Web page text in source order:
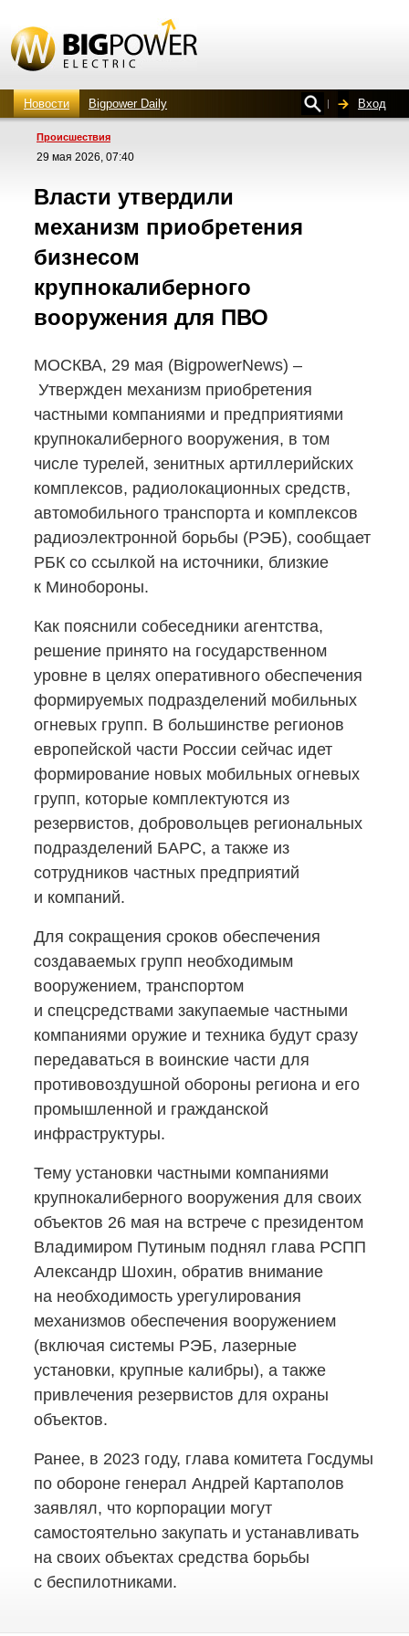
Новости Bigpower Daily Вход
Проиcшествия
29 мая 2026, 07:40
Власти утвердили
механизм приобретения
бизнесом
крупнокалиберного
вооружения для ПВО
МОСКВА, 29 мая (BigpowerNews) –
Утвержден механизм приобретения
частными компаниями и предприятиями
крупнокалиберного вооружения, в том
числе турелей, зенитных артиллерийских
комплексов, радиолокационных средств,
автомобильного транспорта и комплексов
радиоэлектронной борьбы (РЭБ), сообщает
РБК со ссылкой на источники, близкие
к Минобороны.
Как пояснили собеседники агентства,
решение принято на государственном
уровне в целях оперативного обеспечения
формируемых подразделений мобильных
огневых групп. В большинстве регионов
европейской части России сейчас идет
формирование новых мобильных огневых
групп, которые комплектуются из
резервистов, добровольцев региональных
подразделений БАРС, а также из
сотрудников частных предприятий
и компаний.
Для сокращения сроков обеспечения
создаваемых групп необходимым
вооружением, транспортом
и спецсредствами закупаемые частными
компаниями оружие и техника будут сразу
передаваться в воинские части для
противовоздушной обороны региона и его
промышленной и гражданской
инфраструктуры.
Тему установки частными компаниями
крупнокалиберного вооружения для своих
объектов 26 мая на встрече с президентом
Владимиром Путиным поднял глава РСПП
Александр Шохин, обратив внимание
на необходимость урегулирования
механизмов обеспечения вооружением
(включая системы РЭБ, лазерные
установки, крупные калибры), а также
привлечения резервистов для охраны
объектов.
Ранее, в 2023 году, глава комитета Госдумы
по обороне генерал Андрей Картаполов
заявлял, что корпорации могут
самостоятельно закупать и устанавливать
на своих объектах средства борьбы
с беспилотниками.